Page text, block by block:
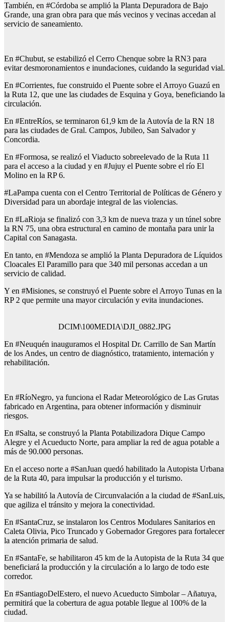
También, en #Córdoba se amplió la Planta Depuradora de Bajo
Grande, una gran obra para que más vecinos y vecinas accedan al
servicio de saneamiento.
En #Chubut, se estabilizó el Cerro Chenque sobre la RN3 para
evitar desmoronamientos e inundaciones, cuidando la seguridad vial.
En #Corrientes, fue construido el Puente sobre el Arroyo Guazú en
la Ruta 12, que une las ciudades de Esquina y Goya, beneficiando la
circulación.
En #EntreRíos, se terminaron 61,9 km de la Autovía de la RN 18
para las ciudades de Gral. Campos, Jubileo, San Salvador y
Concordia.
En #Formosa, se realizó el Viaducto sobreelevado de la Ruta 11
para el acceso a la ciudad y en #Jujuy el Puente sobre el río El
Molino en la RP 6.
#LaPampa cuenta con el Centro Territorial de Políticas de Género y
Diversidad para un abordaje integral de las violencias.
En #LaRioja se finalizó con 3,3 km de nueva traza y un túnel sobre
la RN 75, una obra estructural en camino de montaña para unir la
Capital con Sanagasta.
En tanto, en #Mendoza se amplió la Planta Depuradora de Líquidos
Cloacales El Paramillo para que 340 mil personas accedan a un
servicio de calidad.
Y en #Misiones, se construyó el Puente sobre el Arroyo Tunas en la
RP 2 que permite una mayor circulación y evita inundaciones.
DCIM\100MEDIA\DJI_0882.JPG
En #Neuquén inauguramos el Hospital Dr. Carrillo de San Martín
de los Andes, un centro de diagnóstico, tratamiento, internación y
rehabilitación.
En #RíoNegro, ya funciona el Radar Meteorológico de Las Grutas
fabricado en Argentina, para obtener información y disminuir
riesgos.
En #Salta, se construyó la Planta Potabilizadora Dique Campo
Alegre y el Acueducto Norte, para ampliar la red de agua potable a
más de 90.000 personas.
En el acceso norte a #SanJuan quedó habilitado la Autopista Urbana
de la Ruta 40, para impulsar la producción y el turismo.
Ya se habilitó la Autovía de Circunvalación a la ciudad de #SanLuis,
que agiliza el tránsito y mejora la conectividad.
En #SantaCruz, se instalaron los Centros Modulares Sanitarios en
Caleta Olivia, Pico Truncado y Gobernador Gregores para fortalecer
la atención primaria de salud.
En #SantaFe, se habilitaron 45 km de la Autopista de la Ruta 34 que
beneficiará la producción y la circulación a lo largo de todo este
corredor.
En #SantiagoDelEstero, el nuevo Acueducto Simbolar – Añatuya,
permitirá que la cobertura de agua potable llegue al 100% de la
ciudad.